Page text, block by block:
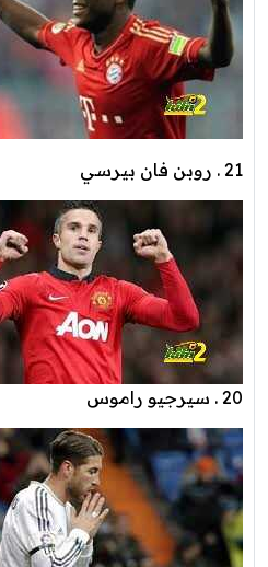
21 . روبن فان بيرسي
20 . سيرجيو راموس